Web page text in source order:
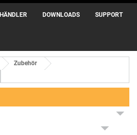
HÄNDLER DOWNLOADS SUPPORT
Zubehör